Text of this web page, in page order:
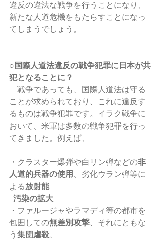
違反の違法な戦争を行うことになり、
新たな人道危機をもたらすことになっ
てしまうでしょう。
○国際人道法違反の戦争犯罪に日本が共
犯となることに？
戦争であっても、国際人道法は守る
ことが求められており、これに違反す
るものは戦争犯罪です。イラク戦争に
おいて、米軍は多数の戦争犯罪を行っ
てきました。例えば、
・クラスター爆弾や白リン弾などの非
人道的兵器の使用、劣化ウラン弾等に
よる放射能
  汚染の拡大
・ファルージャやラマディ等の都市を
包囲しての無差別攻撃、それにともな
う 集団虐殺、